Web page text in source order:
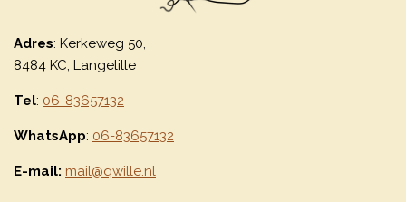
Adres: Kerkeweg 50,
8484 KC, Langelille
Tel: 06-83657132
WhatsApp: 06-83657132
E-mail: mail@qwille.nl